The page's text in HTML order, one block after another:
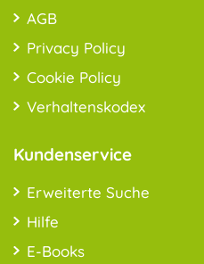
AGB
Privacy Policy
Cookie Policy
Verhaltenskodex
Kundenservice
Erweiterte Suche
Hilfe
E-Books